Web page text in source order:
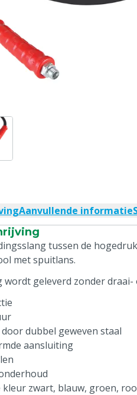
Aanvullende informatie
tussen de
met spuitlans.
wordt geleverd zonder
dubbel geweven staal
aansluiting
kleur zwart, blauw, groen,